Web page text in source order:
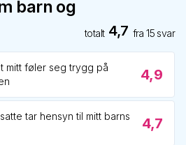
barn og
totalt 4,7 fra15 svar
mitt føler seg trygg på
4,9
tar hensyn til mitt barns
4,7